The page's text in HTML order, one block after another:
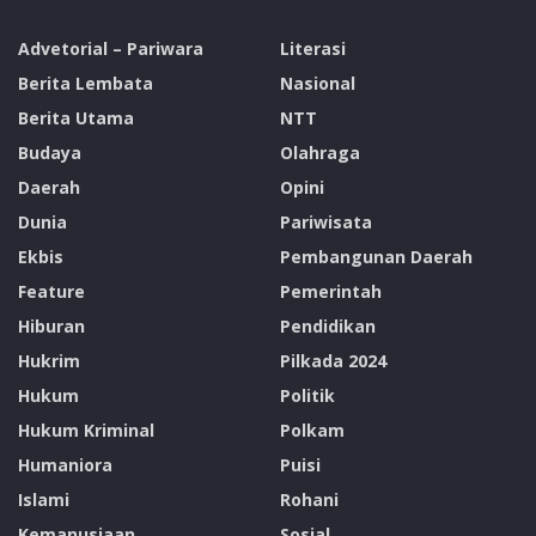
bahwa kita menanam malapari tetapi untuk jangka
pendek kita bisa panen porang.
“Untuk itu kepada Tim pak Alex saya meminta untuk
Paskalis Ola
Tags: Alexander Bala Tifaona
Kabupaten Lembata
Malapari
PT. Batara
Advetorial – Pariwara
Berita Lembata
Berita Utama
Budaya
Daerah
Dunia
Ekbis
Feature
Hiburan
Hukrim
Hukum
Hukum Kriminal
Humaniora
Islami
Literasi
Nasional
NTT
Olahraga
Opini
Pariwisata
Pembangunan Daerah
Pemerintah
Pendidikan
Pilkada 2024
Politik
Polkam
Puisi
Rohani